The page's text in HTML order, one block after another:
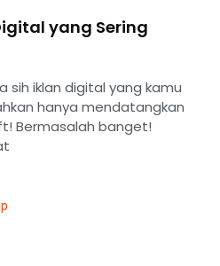
yang Sering
sih iklan digital yang kamu
hanya mendatangkan
Bermasalah banget!